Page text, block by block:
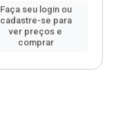
Faça seu login ou
cadastre-se para
ver preços e
comprar